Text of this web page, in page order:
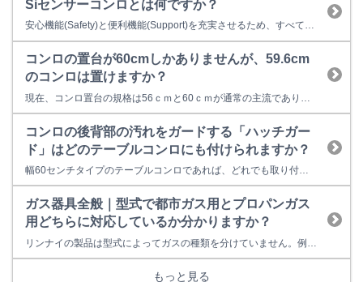
Siセンサーコンロとは何ですか？
安心機能(Safety)と便利機能(Support)を充実させるため、すべてのバーナーに一歩進んだ賢い(intelligent)温度センサーを搭載したコンロです。 消し忘れ消火機能、焦げつき消火機能、立ち消え安全装置、調理油過熱防止装置、早切れ防止機能など様々な安全装置が内蔵され、すべてのコンロバーナーに搭載されています。詳しくは、こちらをご覧下さい。
コンロの置台が60cmしかありませんが、59.6cm
のコンロは置けますか？
コンロの後背部の汚れをガードする「ハッチガー
ド」はどのテーブルコンロにも付けられますか？
幅60センチタイプのテーブルコンロであれば、どれでも取り付けは可能です。 コンパクトタイプの56センチのテーブルコンロには使用できません。 ＜ハッチガードとは＞ ガステーブルこんろの後背部汚れをガードするオプション部材です。 フタ式ですので、元栓の開閉、ゴム管の点検ができます。 ハッチガードは、リンナイ商品取扱店様 または リンナイ公式部品販売サイト（Rinnai S...
ガス器具全般｜型式で都市ガス用とプロパンガス
用どちらに対応しているか分かりますか？
もっと見る